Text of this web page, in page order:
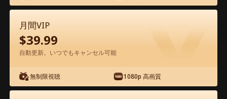
エピソード24 - 本物令嬢の逆襲 映画フル
月間VIP
$39.99
自動更新。いつでもキャンセル可能
無制限視聴 1080p 高画質